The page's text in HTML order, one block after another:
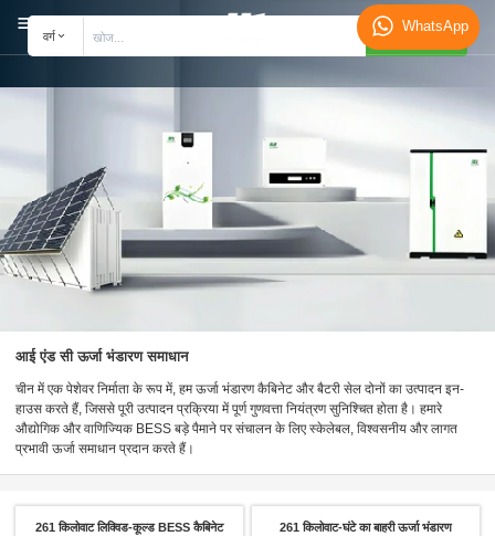
WhatsApp
वर्ग खोजें
आई एंड सी ऊर्जा भंडारण समाधान
चीन में एक पेशेवर निर्माता के रूप में, हम ऊर्जा भंडारण कैबिनेट और बैटरी सेल दोनों का उत्पादन इन-
हाउस करते हैं, जिससे पूरी उत्पादन प्रक्रिया में पूर्ण गुणवत्ता नियंत्रण सुनिश्चित होता है। हमारे
औद्योगिक और वाणिज्यिक BESS बड़े पैमाने पर संचालन के लिए स्केलेबल, विश्वसनीय और लागत
प्रभावी ऊर्जा समाधान प्रदान करते हैं।
261 किलोवाट लिक्विड-कूल्ड BESS कैबिनेट
261 किलोवाट-घंटे का बाहरी ऊर्जा भंडारण